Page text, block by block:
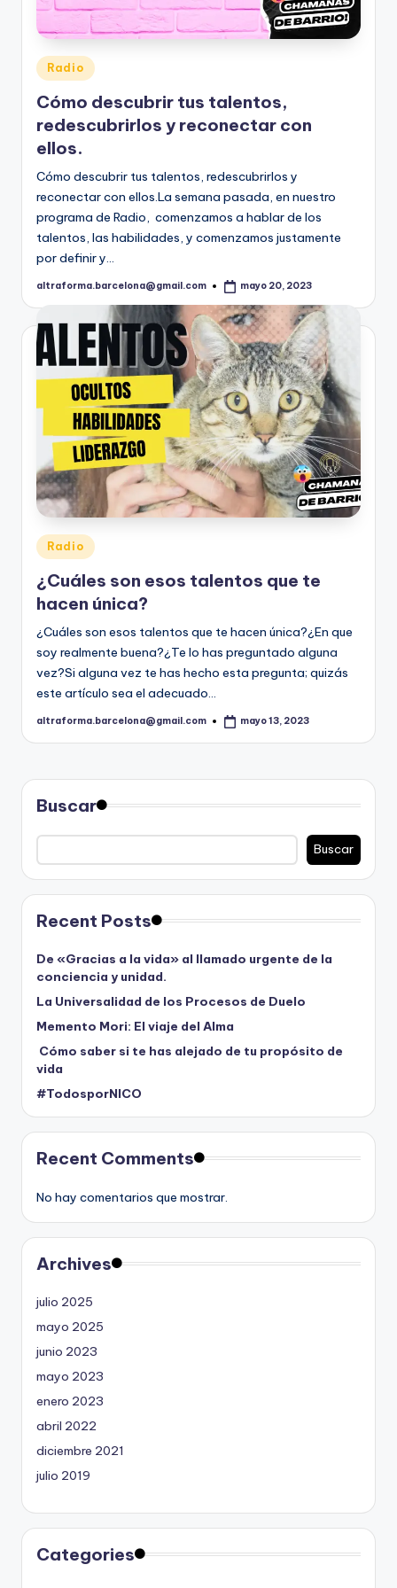
Publicado
en
Radio
Cómo descubrir tus talentos,
redescubrirlos y reconectar con
ellos.
Cómo descubrir tus talentos, redescubrirlos y
reconectar con ellos.La semana pasada, en nuestro
programa de Radio, comenzamos a hablar de los
talentos, las habilidades, y comenzamos justamente
por definir y…
Publicado
altraforma.barcelona@gmail.com mayo 20, 2023
Publicado
en
Radio
¿Cuáles son esos talentos que te
hacen única?
¿Cuáles son esos talentos que te hacen única?¿En que
soy realmente buena?¿Te lo has preguntado alguna
vez?Si alguna vez te has hecho esta pregunta; quizás
este artículo sea el adecuado…
Publicado
altraforma.barcelona@gmail.com mayo 13, 2023
Buscar
Buscar
Recent Posts
De «Gracias a la vida» al llamado urgente de la
conciencia y unidad.
La Universalidad de los Procesos de Duelo
Memento Mori: El viaje del Alma
Cómo saber si te has alejado de tu propósito de
vida
#TodosporNICO
Recent Comments
No hay comentarios que mostrar.
Archives
julio 2025
mayo 2025
junio 2023
mayo 2023
enero 2023
abril 2022
diciembre 2021
julio 2019
Categories